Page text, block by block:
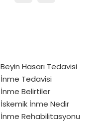
Beyin Hasarı Tedavisi
İnme Tedavisi
İnme Belirtiler
İskemik İnme Nedir
İnme Rehabilitasyonu